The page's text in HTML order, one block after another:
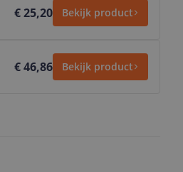
€ 25,20 Bekijk product
€ 46,86 Bekijk product